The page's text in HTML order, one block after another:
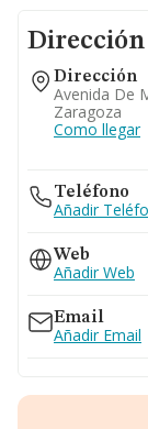
Dirección
Avenida De
Zaragoza
Como llegar
Teléfono
Añadir
Web
Añadir Web
Email
Añadir Email